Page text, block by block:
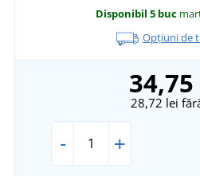
Disponibil 5 buc
Opțiuni de
28,72 lei
- +